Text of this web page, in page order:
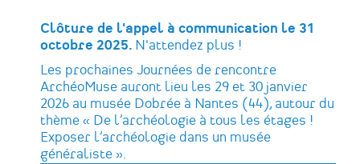
Clôture de l'appel à communication le 31
octobre 2025. N'attendez plus !
Les prochaines Journées de rencontre
ArchéoMuse auront lieu les 29 et 30 janvier
2026 au musée Dobrée à Nantes (44), autour du
thème « De l’archéologie à tous les étages !
Exposer l’archéologie dans un musée
généraliste ».